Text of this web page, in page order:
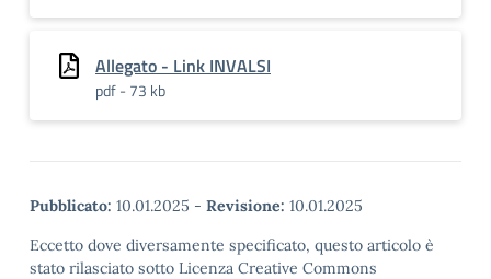
Allegato - Link INVALSI
pdf - 73 kb
Pubblicato: 10.01.2025 - Revisione: 10.01.2025
Eccetto dove diversamente specificato, questo articolo è
stato rilasciato sotto Licenza Creative Commons